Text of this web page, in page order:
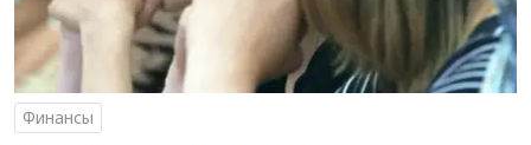
Финансы